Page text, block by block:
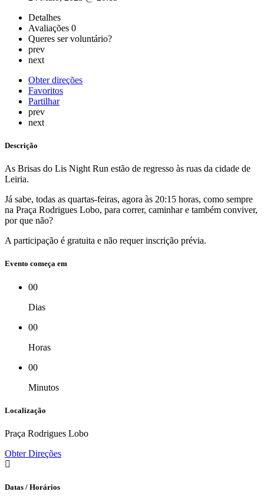
Detalhes
Avaliações 0
Queres ser voluntário?
prev
next
Obter direções
Favoritos
Partilhar
prev
next
Descrição
As Brisas do Lis Night Run estão de regresso às ruas da cidade de
Leiria.
Já sabe, todas as quartas-feiras, agora às 20:15 horas, como sempre
na Praça Rodrigues Lobo, para correr, caminhar e também conviver,
por que não?
A participação é gratuita e não requer inscrição prévia.
Evento começa em
00
Dias
00
Horas
00
Minutos
Localização
Praça Rodrigues Lobo
Obter Direções
Datas / Horários